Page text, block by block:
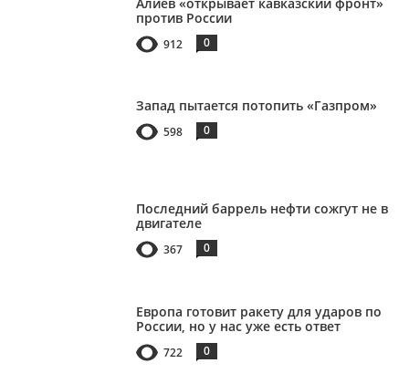
против России
912 0
Запад пытается потопить «Газпром»
598 0
Последний баррель нефти сожгут не в
двигателе
367 0
Европа готовит ракету для ударов по
России, но у нас уже есть ответ
722 0